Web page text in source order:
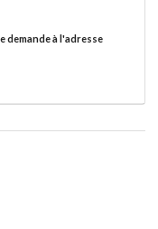
demande à l'adresse